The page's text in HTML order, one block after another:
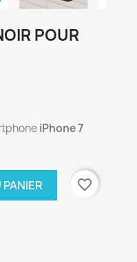
POUR
iPhone 7
favorite_border